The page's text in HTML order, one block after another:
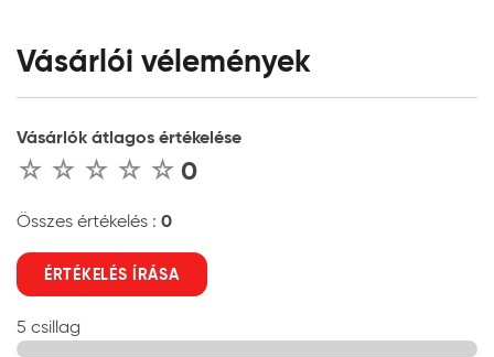
Vásárlói vélemények
Vásárlók átlagos értékelése
0
Összes értékelés : 0
ÉRTÉKELÉS ÍRÁSA
5 csillag